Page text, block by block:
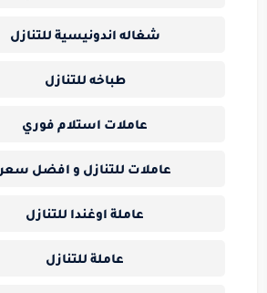
شغاله اندونيسية للتنازل
طباخه للتنازل
عاملات استلام فوري
عاملات للتنازل و افضل سعر
عاملة اوغندا للتنازل
عاملة للتنازل